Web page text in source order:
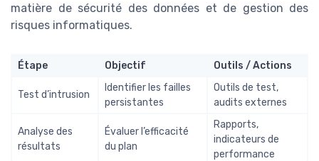
matière de sécurité des données et de gestion des
risques informatiques.
Étape Objectif Outils / Actions
Test d’intrusion
Identifier les failles
persistantes
Outils de test,
audits externes
Analyse des
résultats
Évaluer l’efficacité
du plan
Rapports,
indicateurs de
performance